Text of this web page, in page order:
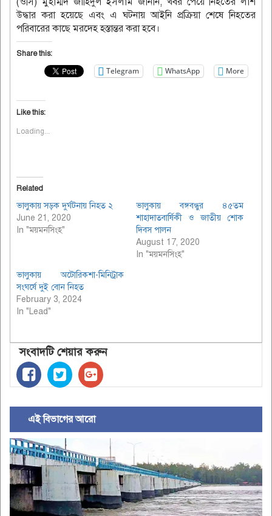
উদ্ধার করা হয়েছে এবং এ ঘটনায় আইনি প্রক্রিয়া শেষে নিহতের
পরিবারের কাছে মরদেহ হস্তান্তর করা হবে।
Share this:
Telegram WhatsApp More
Like this:
Loading...
Related
ভালুকায় সড়ক দুর্ঘটনায় নিহত ২
June 21, 2020
In "ময়মনসিংহ"
ভালুকায় বঙ্গবন্ধুর ৪৫তম
শাহাদাতবার্ষিকী ও জাতীয় শোক
দিবস পালন
August 17, 2020
In "ময়মনসিংহ"
ভালুকায় অটোরিকশা-মিনিট্রাক
সংঘর্ষে দুই বোন নিহত
February 3, 2024
In "Lead"
সংবাদটি শেয়ার করুন
এই বিভাগের আরো